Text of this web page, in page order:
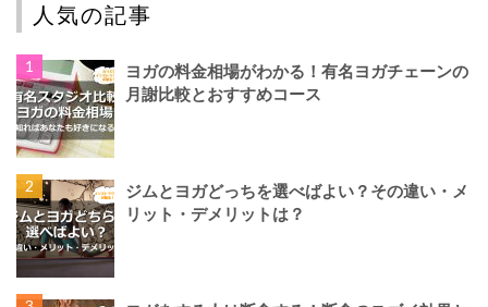
人気の記事
ヨガの料金相場がわかる！有名ヨガチェーンの
月謝比較とおすすめコース
ジムとヨガどっちを選べばよい？その違い・メ
リット・デメリットは？